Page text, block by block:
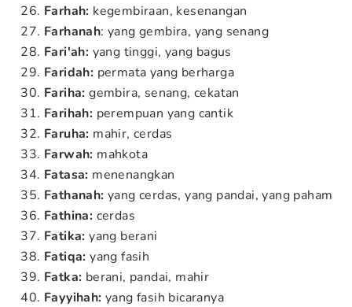
Farhah: kegembiraan, kesenangan
Farhanah: yang gembira, yang senang
Fari'ah: yang tinggi, yang bagus
Faridah: permata yang berharga
Fariha: gembira, senang, cekatan
Farihah: perempuan yang cantik
Faruha: mahir, cerdas
Farwah: mahkota
Fatasa: menenangkan
Fathanah: yang cerdas, yang pandai, yang paham
Fathina: cerdas
Fatika:yang berani
Fatiqa: yang fasih
Fatka: berani, pandai, mahir
Fayyihah: yang fasih bicaranya